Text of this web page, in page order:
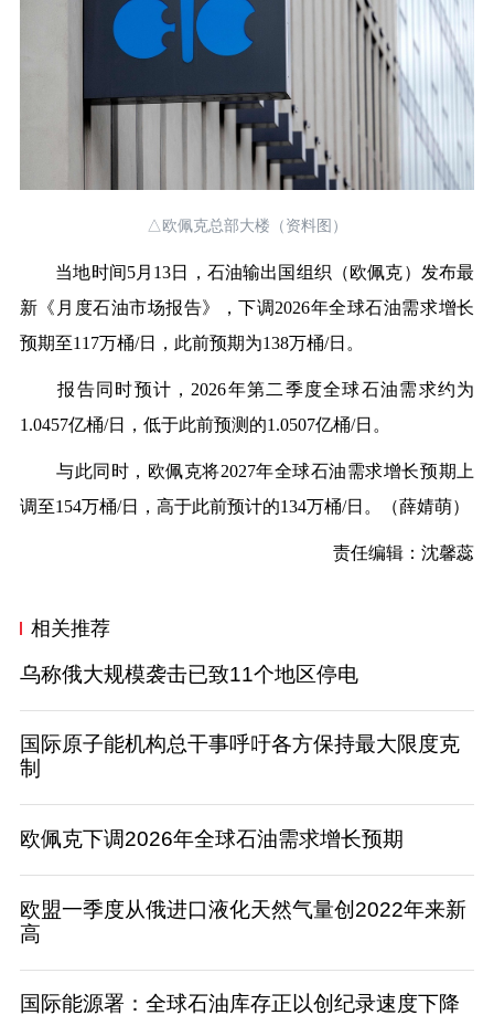
△欧佩克总部大楼（资料图）
当地时间5月13日，石油输出国组织（欧佩克）发布最
新《月度石油市场报告》，下调2026年全球石油需求增长
预期至117万桶/日，此前预期为138万桶/日。
报告同时预计，2026年第二季度全球石油需求约为
1.0457亿桶/日，低于此前预测的1.0507亿桶/日。
与此同时，欧佩克将2027年全球石油需求增长预期上
调至154万桶/日，高于此前预计的134万桶/日。（薛婧萌）
责任编辑：沈馨蕊
相关推荐
乌称俄大规模袭击已致11个地区停电
国际原子能机构总干事呼吁各方保持最大限度克
制
欧佩克下调2026年全球石油需求增长预期
欧盟一季度从俄进口液化天然气量创2022年来新
高
国际能源署：全球石油库存正以创纪录速度下降